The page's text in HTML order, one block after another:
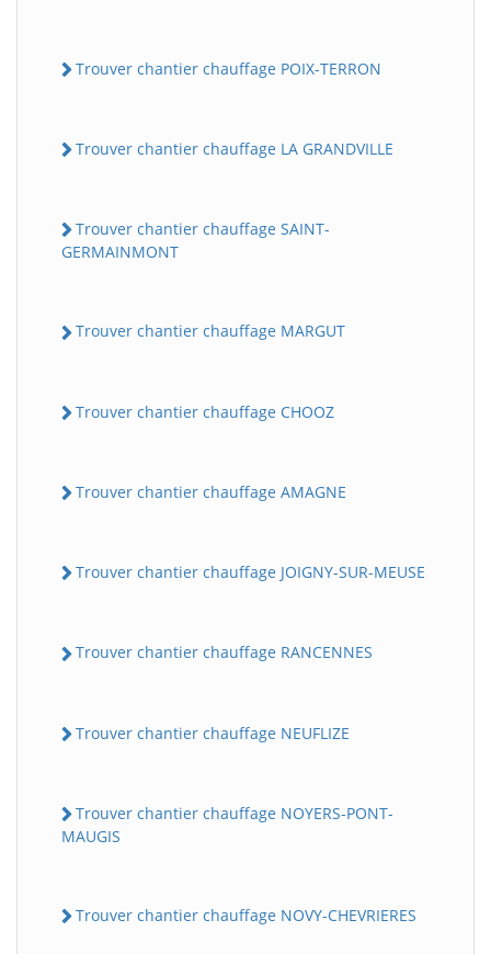
Trouver chantier chauffage POIX-TERRON
Trouver chantier chauffage LA GRANDVILLE
Trouver chantier chauffage SAINT-
GERMAINMONT
Trouver chantier chauffage MARGUT
Trouver chantier chauffage CHOOZ
Trouver chantier chauffage AMAGNE
Trouver chantier chauffage JOIGNY-SUR-MEUSE
Trouver chantier chauffage RANCENNES
Trouver chantier chauffage NEUFLIZE
Trouver chantier chauffage NOYERS-PONT-
MAUGIS
Trouver chantier chauffage NOVY-CHEVRIERES